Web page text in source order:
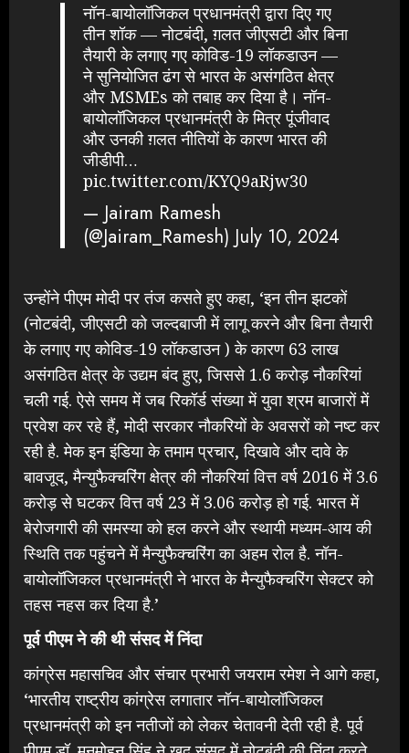
नॉन-बायोलॉजिकल प्रधानमंत्री द्वारा दिए गए
तीन शॉक — नोटबंदी, ग़लत जीएसटी और बिना
तैयारी के लगाए गए कोविड-19 लॉकडाउन —
ने सुनियोजित ढंग से भारत के असंगठित क्षेत्र
और MSMEs को तबाह कर दिया है। नॉन-
बायोलॉजिकल प्रधानमंत्री के मित्र पूंजीवाद
और उनकी ग़लत नीतियों के कारण भारत की
जीडीपी…
pic.twitter.com/KYQ9aRjw30
— Jairam Ramesh
(@Jairam_Ramesh) July 10, 2024
उन्होंने पीएम मोदी पर तंज कसते हुए कहा, ‘इन तीन झटकों
(नोटबंदी, जीएसटी को जल्दबाजी में लागू करने और बिना तैयारी
के लगाए गए कोविड-19 लॉकडाउन ) के कारण 63 लाख
असंगठित क्षेत्र के उद्यम बंद हुए, जिससे 1.6 करोड़ नौकरियां
चली गई. ऐसे समय में जब रिकॉर्ड संख्या में युवा श्रम बाजारों में
प्रवेश कर रहे हैं, मोदी सरकार नौकरियों के अवसरों को नष्ट कर
रही है. मेक इन इंडिया के तमाम प्रचार, दिखावे और दावे के
बावजूद, मैन्युफैक्चरिंग क्षेत्र की नौकरियां वित्त वर्ष 2016 में 3.6
करोड़ से घटकर वित्त वर्ष 23 में 3.06 करोड़ हो गई. भारत में
बेरोजगारी की समस्या को हल करने और स्थायी मध्यम-आय की
स्थिति तक पहुंचने में मैन्युफैक्चरिंग का अहम रोल है. नॉन-
बायोलॉजिकल प्रधानमंत्री ने भारत के मैन्युफैक्चरिंग सेक्टर को
तहस नहस कर दिया है.’
पूर्व पीएम ने की थी संसद में निंदा
कांग्रेस महासचिव और संचार प्रभारी जयराम रमेश ने आगे कहा,
‘भारतीय राष्ट्रीय कांग्रेस लगातार नॉन-बायोलॉजिकल
प्रधानमंत्री को इन नतीजों को लेकर चेतावनी देती रही है. पूर्व